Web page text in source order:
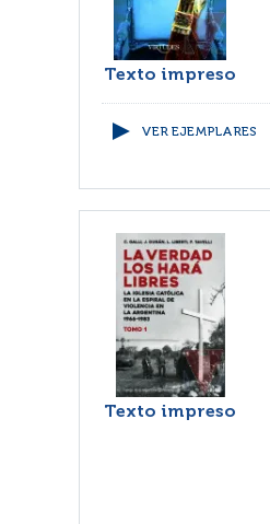
Texto impreso
VER EJEMPLARES
Texto impreso